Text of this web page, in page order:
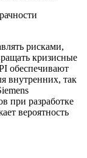
рисками,
кризисные
обеспечивают
внутренних, так
при разработке
вероятность